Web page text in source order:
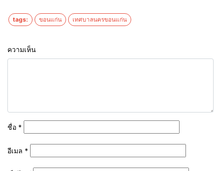
tags: ขอนแก่น เทศบาลนครขอนแก่น
ความเห็น
ชื่อ *
อีเมล *